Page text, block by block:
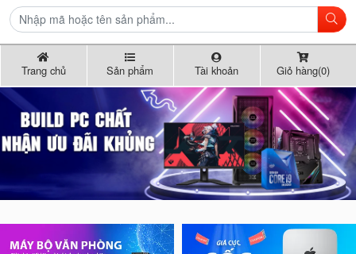
Trang chủ Sản phẩm Tài khoản Giỏ hàng(0)